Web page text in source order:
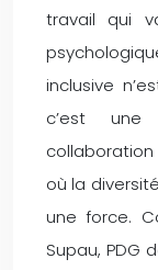
travail qui
inclusive
c’est une
où la
une force.
Supau, PDG